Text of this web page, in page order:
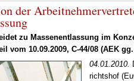
der
zu Mas­sen­ent­las­sung im
vom 10.09.2009, C-44/08 (AEK gg.
04.01.2010.
richts­hof